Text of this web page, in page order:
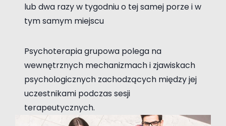
lub dwa razy w tygodniu o tej samej porze i w
tym samym miejscu
Psychoterapia grupowa polega na
wewnętrznych mechanizmach i zjawiskach
psychologicznych zachodzących między jej
uczestnikami podczas sesji
terapeutycznych.